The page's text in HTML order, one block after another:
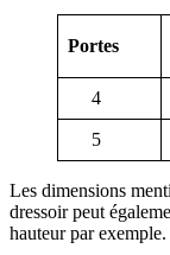
Portes
4
5
Les dimensions
dressoir peut
hauteur par exemple.